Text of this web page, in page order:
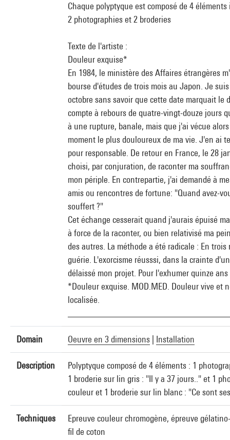
Chaque polyptyque est composé de 4
2 photographies et 2 broderies
Texte de l'artiste :
Douleur exquise*
En 1984, le ministère des Affaires étrangères
bourse d'études de trois mois au Japon. Je
octobre sans savoir que cette date marquait le
compte à rebours de quatre-vingt-douze jours
à une rupture, banale, mais que j'ai vécue
moment le plus douloureux de ma vie. J'en ai
pour responsable. De retour en France, le 28
choisi, par conjuration, de raconter ma
mon périple. En contrepartie, j'ai demandé à
amis ou rencontres de fortune: "Quand avez-
souffert ?"
Cet échange cesserait quand j'aurais épuisé
à force de la raconter, ou bien relativisé ma
des autres. La méthode a été radicale : En trois
guérie. L'exorcisme réusssi, dans la crainte
délaissé mon projet. Pour l'exhumer quinze
*Douleur exquise. MOD.MED. Douleur vive et
localisée.
Domain Oeuvre en 3 dimensions Installation
Description
Polyptyque composé de 4 éléments : 1
1 broderie sur lin gris : "Il y a 37 jours.." et 1
couleur et 1 broderie sur lin blanc : "Ce sont
Techniques
Epreuve couleur chromogène, épreuve
fil de coton